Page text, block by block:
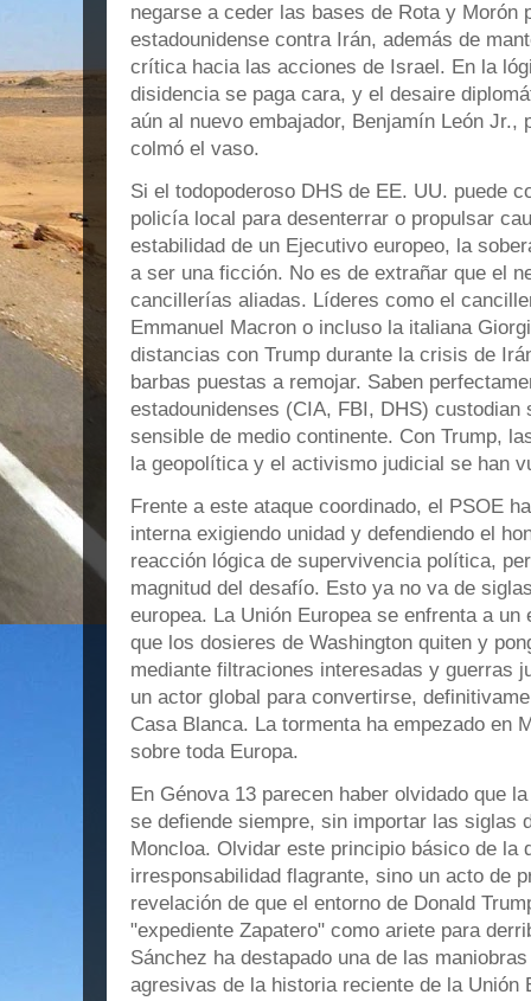
negarse a ceder las bases de Rota y Morón
estadounidense contra Irán, además de
crítica hacia las acciones de Israel. En la
disidencia se paga cara, y el desaire
aún al nuevo embajador, Benjamín León Jr.,
colmó el vaso.
Si el todopoderoso DHS de EE. UU. puede
policía local para desenterrar o propulsar
estabilidad de un Ejecutivo europeo, la
a ser una ficción. No es de extrañar que el
cancillerías aliadas. Líderes como el
Emmanuel Macron o incluso la italiana
distancias con Trump durante la crisis de
barbas puestas a remojar. Saben
estadounidenses (CIA, FBI, DHS) custodian
sensible de medio continente. Con Trump,
la geopolítica y el activismo judicial se han
Frente a este ataque coordinado, el PSOE
interna exigiendo unidad y defendiendo el
reacción lógica de supervivencia política,
magnitud del desafío. Esto ya no va de
europea. La Unión Europea se enfrenta a
que los dosieres de Washington quiten y
mediante filtraciones interesadas y guerras
un actor global para convertirse,
Casa Blanca. La tormenta ha empezado en
sobre toda Europa.
En Génova 13 parecen haber olvidado que
se defiende siempre, sin importar las siglas
Moncloa. Olvidar este principio básico de la
irresponsabilidad flagrante, sino un acto de
revelación de que el entorno de Donald
"expediente Zapatero" como ariete para
Sánchez ha destapado una de las
agresivas de la historia reciente de la Unión